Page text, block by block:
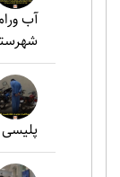
آب